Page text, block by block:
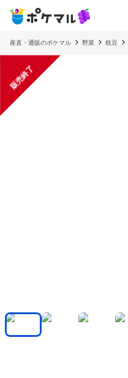
産直・通販のポケマル 野菜 枝豆
販売終了